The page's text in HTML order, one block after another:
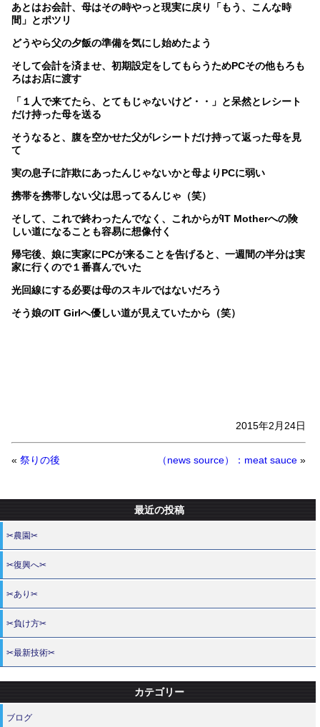
あとはお会計、母はその時やっと現実に戻り「もう、こんな時
間」とポツリ
どうやら父の夕飯の準備を気にし始めたよう
そして会計を済ませ、初期設定をしてもらうためPCその他もろも
ろはお店に渡す
「１人で来てたら、とてもじゃないけど・・」と呆然とレシート
だけ持った母を送る
そうなると、腹を空かせた父がレシートだけ持って返った母を見
て
実の息子に詐欺にあったんじゃないかと母よりPCに弱い
携帯を携帯しない父は思ってるんじゃ（笑）
そして、これで終わったんでなく、これからがIT Motherへの険
しい道になることも容易に想像付く
帰宅後、娘に実家にPCが来ることを告げると、一週間の半分は実
家に行くので１番喜んでいた
光回線にする必要は母のスキルではないだろう
そう娘のIT Girlへ優しい道が見えていたから（笑）
2015年2月24日
« 祭りの後 （news source）：meat sauce »
最近の投稿
✂農園✂
✂復興へ✂
✂あり✂
✂負け方✂
✂最新技術✂
カテゴリー
ブログ